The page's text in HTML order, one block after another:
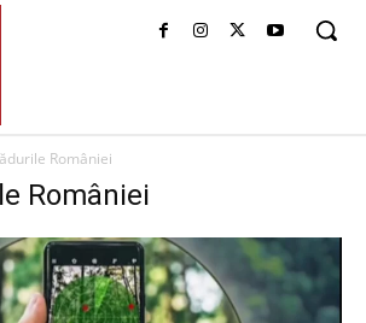
României
României